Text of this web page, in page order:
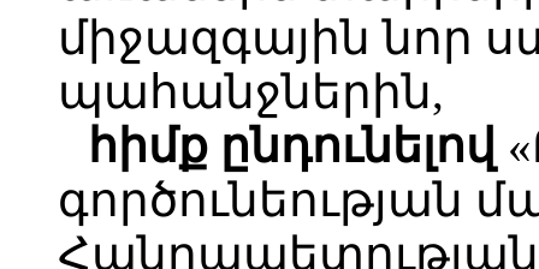
միջազգային նոր
պահանջներին,
հիմք ընդունելով
գործունեության
Հանրապետության